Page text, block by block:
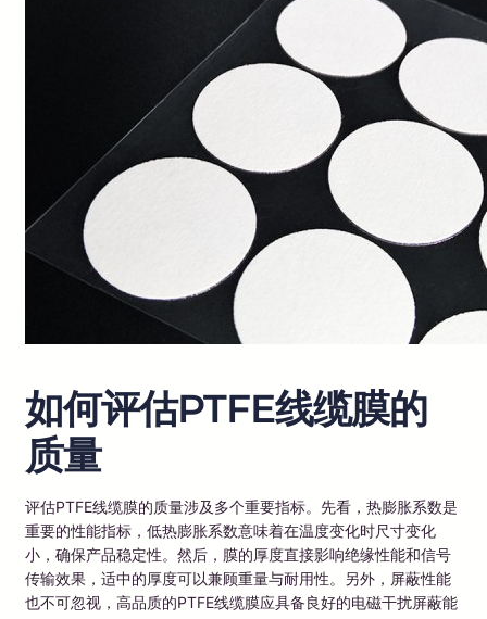
如何评估PTFE线缆膜的
质量
评估PTFE线缆膜的质量涉及多个重要指标。先看，热膨胀系数是
重要的性能指标，低热膨胀系数意味着在温度变化时尺寸变化
小，确保产品稳定性。然后，膜的厚度直接影响绝缘性能和信号
传输效果，适中的厚度可以兼顾重量与耐用性。另外，屏蔽性能
也不可忽视，高品质的PTFE线缆膜应具备良好的电磁干扰屏蔽能